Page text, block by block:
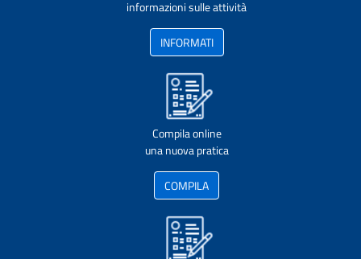
informazioni sulle attività
INFORMATI
Compila online
una nuova pratica
COMPILA